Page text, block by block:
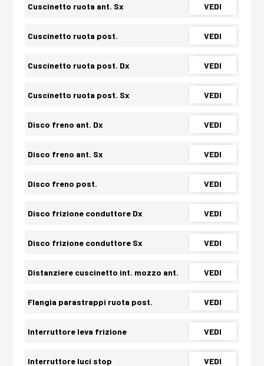
Cuscinetto ruota ant. Sx VEDI
Cuscinetto ruota post. VEDI
Cuscinetto ruota post. Dx VEDI
Cuscinetto ruota post. Sx VEDI
Disco freno ant. Dx VEDI
Disco freno ant. Sx VEDI
Disco freno post. VEDI
Disco frizione conduttore Dx VEDI
Disco frizione conduttore Sx VEDI
Distanziere cuscinetto int. mozzo ant. VEDI
Flangia parastrappi ruota post. VEDI
Interruttore leva frizione VEDI
Interruttore luci stop VEDI